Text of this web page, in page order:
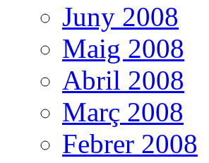
Juny 2008
Maig 2008
Abril 2008
Març 2008
Febrer 2008